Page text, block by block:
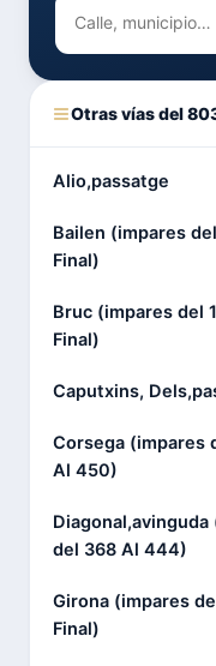
Otras vías del
Alio,passatge
Bailen (impares
Final)
Bruc (impares del
Final)
Caputxins,
Corsega (impares
Al 450)
del 368 Al 444)
Girona (impares
Final)